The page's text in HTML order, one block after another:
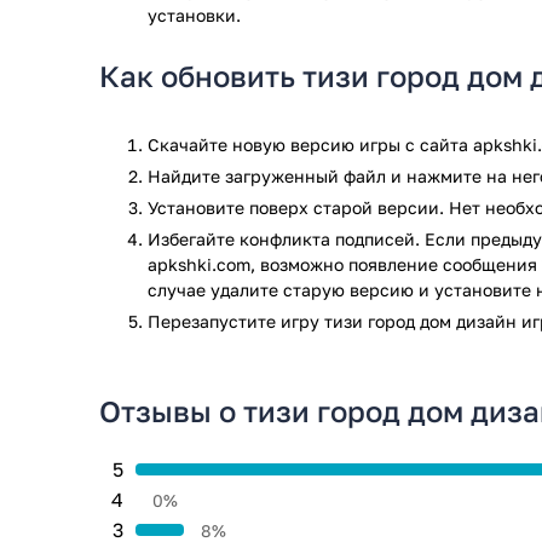
творческого потенциала, дизайнерских
королевские предметы, восхищающие даже
Тронный Зал – персонажи усаживаются на троны,
Вкусные угощения, обсуждение происходящих
поиск спрятанных секретов. Проголодавшаяся
вкусняшек. Много предметов для использования.
вкусного.
Ролевая игра развивает качества рассказчика. В
предметов. В кукольном домике принцесса
впечатлений.
проверки по всем последним сигнатурам
установки.
Как обновить тизи город дом
Скачайте новую версию игры с сайта
Найдите загруженный файл и нажмите на
Установите поверх старой версии. Нет
Избегайте конфликта подписей. Если
apkshki.com, возможно появление
случае удалите старую версию и установите
Перезапустите игру тизи город дом дизайн
Отзывы о тизи город дом
3 8%
4 0%
5